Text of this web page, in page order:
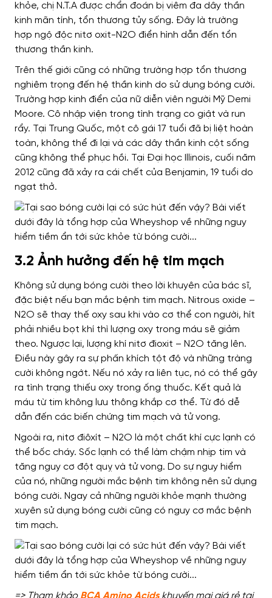
khỏe, chị N.T.A được chẩn đoán bị viêm đa dây thần
kinh mãn tính, tổn thương tủy sống. Đây là trường
hợp ngộ độc nitơ oxit-N2O điển hình dẫn đến tổn
thương thần kinh.
Trên thế giới cũng có những trường hợp tổn thương
nghiêm trọng đến hệ thần kinh do sử dụng bóng cười.
Trường hợp kinh điển của nữ diễn viên người Mỹ Demi
Moore. Cô nhập viện trong tình trạng co giật và run
rẩy. Tại Trung Quốc, một cô gái 17 tuổi đã bị liệt hoàn
toàn, không thể đi lại và các dây thần kinh cột sống
cũng không thể phục hồi. Tại Đại học Illinois, cuối năm
2012 cũng đã xảy ra cái chết của Benjamin, 19 tuổi do
ngạt thở.
3.2 Ảnh hưởng đến hệ tim mạch
Không sử dụng bóng cười theo lời khuyên của bác sĩ,
đặc biệt nếu bạn mắc bệnh tim mạch. Nitrous oxide –
N2O sẽ thay thế oxy sau khi vào cơ thể con người, hít
phải nhiều bọt khí thì lượng oxy trong máu sẽ giảm
theo. Ngược lại, lượng khí nitơ đioxit – N2O tăng lên.
Điều này gây ra sự phấn khích tột độ và những tràng
cười không ngớt. Nếu nó xảy ra liên tục, nó có thể gây
ra tình trạng thiếu oxy trong ống thuốc. Kết quả là
máu từ tim không lưu thông khắp cơ thể. Từ đó dễ
dẫn đến các biến chứng tim mạch và tử vong.
Ngoài ra, nitơ điôxít – N2O là một chất khí cực lạnh có
thể bốc cháy. Sốc lạnh có thể làm chậm nhịp tim và
tăng nguy cơ đột quỵ và tử vong. Do sự nguy hiểm
của nó, những người mắc bệnh tim không nên sử dụng
bóng cười. Ngay cả những người khỏe mạnh thường
xuyên sử dụng bóng cười cũng có nguy cơ mắc bệnh
tim mạch.